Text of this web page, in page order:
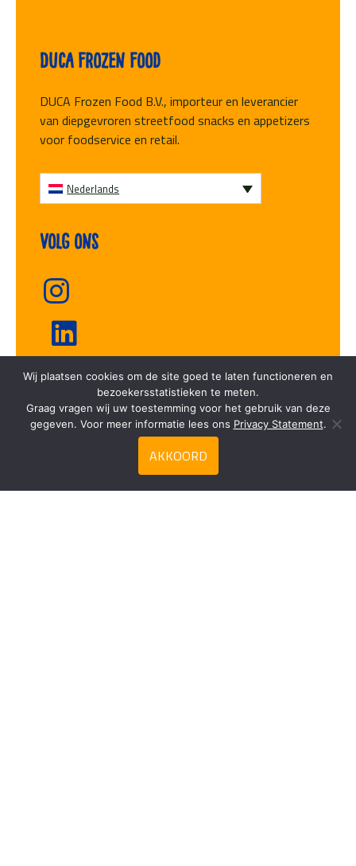
Duca Frozen Food
DUCA Frozen Food B.V., importeur en leverancier
van diepgevroren streetfood snacks en appetizers
voor foodservice en retail.
Nederlands
Volg ons
Vriesvers
Wij plaatsen cookies om de site goed te laten functioneren en
bezoekersstatistieken te meten.
Graag vragen wij uw toestemming voor het gebruik van deze
gegeven. Voor meer informatie lees ons Privacy Statement.
AKKOORD